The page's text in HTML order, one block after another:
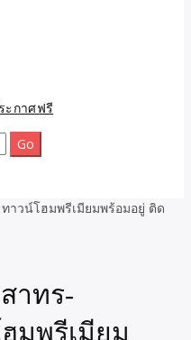
ะกาศฟรี
าทร-
มพรีเมียม